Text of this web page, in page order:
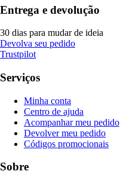
Entrega e devolução
30 dias para mudar de ideia
Devolva seu pedido
Trustpilot
Serviços
Minha conta
Centro de ajuda
Acompanhar meu pedido
Devolver meu pedido
Códigos promocionais
Sobre